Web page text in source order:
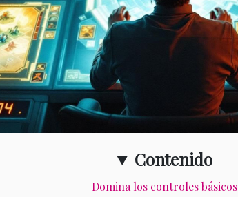
Contenido
Domina los controles básicos